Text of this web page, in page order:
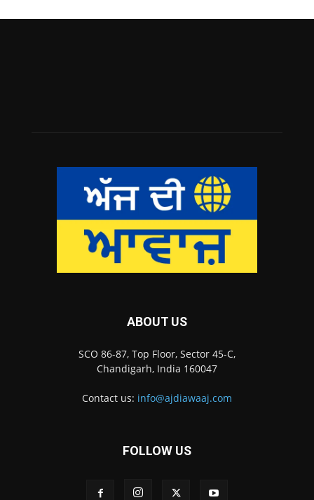
ABOUT US
SCO 86-87, Top Floor, Sector 45-C,
Chandigarh, India 160047
Contact us: info@ajdiawaaj.com
FOLLOW US